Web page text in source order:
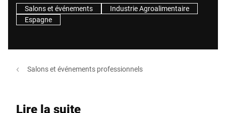
Salons et événements
Industrie Agroalimentaire
Espagne
Salons et événements professionnels
Lire la suite